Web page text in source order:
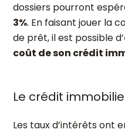
dossiers pourront
3%. En faisant jouer la
de prêt, il est possible d’
coût de son crédit
Le crédit
Les taux d’intérêts ont